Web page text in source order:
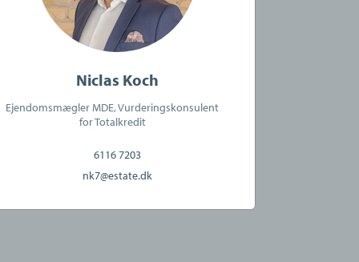
Niclas Koch
Ejendomsmægler MDE, Vurderingskonsulent
for Totalkredit
6116 7203
nk7@estate.dk